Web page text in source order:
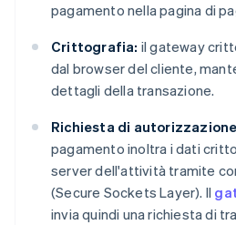
pagamento nella pagina di
Crittografia: il gateway
dal browser del cliente,
dettagli della transazione.
Richiesta di
pagamento inoltra i dati
server dell'attività tramite
(Secure Sockets Layer). Il
invia quindi una richiesta di